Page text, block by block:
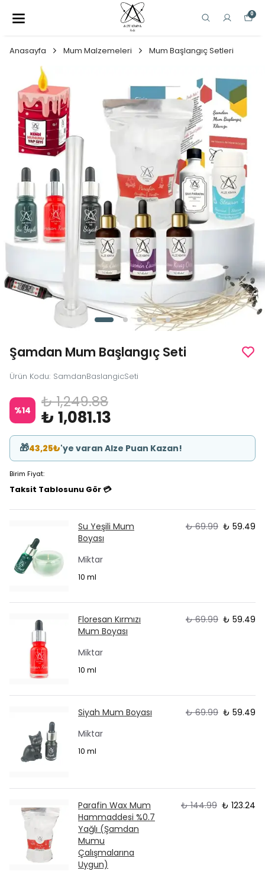
0
Anasayfa Mum Malzemeleri Mum Başlangıç Setleri
Şamdan Mum Başlangıç Seti
Ürün Kodu: SamdanBaslangicSeti
%14 ₺ 1,249.88
₺ 1,081.13
🎁43,25₺'ye varan Alze Puan Kazan!
Birim Fiyat:
Taksit Tablosunu Gör 💳
Su Yeşili Mum
Boyası
₺ 69.99 ₺ 59.49
Miktar
10 ml
Floresan Kırmızı
Mum Boyası
₺ 69.99 ₺ 59.49
Miktar
10 ml
Siyah Mum Boyası ₺ 69.99 ₺ 59.49
Miktar
10 ml
Parafin Wax Mum
Hammaddesi %0.7
Yağlı (Şamdan
Mumu
Çalışmalarına
Uygun)
₺ 144.99 ₺ 123.24